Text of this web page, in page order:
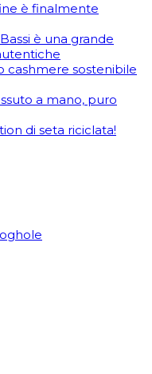
è finalmente
è una grande
cashmere sostenibile
a mano, puro
di seta riciclata!